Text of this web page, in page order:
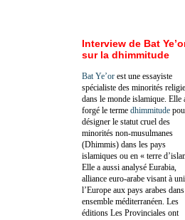
Interview de Bat
sur la dhimmitude
Bat Ye’or est une essayiste
spécialiste des minorités
dans le monde islamique. Elle
forgé le terme dhimmitude
désigner le statut cruel des
minorités non-musulmanes
(Dhimmis) dans les pays
islamiques ou en « terre
Elle a aussi analysé Eurabia,
alliance euro-arabe visant à
l’Europe aux pays arabes
ensemble méditerranéen. Les
éditions Les Provinciales ont